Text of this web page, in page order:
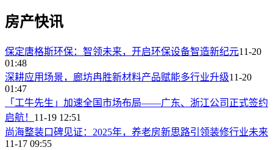
房产快讯
保定唐格斯环保：智领未来，开启环保设备智造新纪元11-20
01:48
深耕应用场景，廊坊冉胜新材料产品赋能多行业升级11-20
01:47
「工牛先生」加速全国市场布局——广东、浙江公司正式签约
启航！ 11-19 12:51
尚海整装口碑见证：2025年，养老房新思路引领装修行业未来
11-17 09:55